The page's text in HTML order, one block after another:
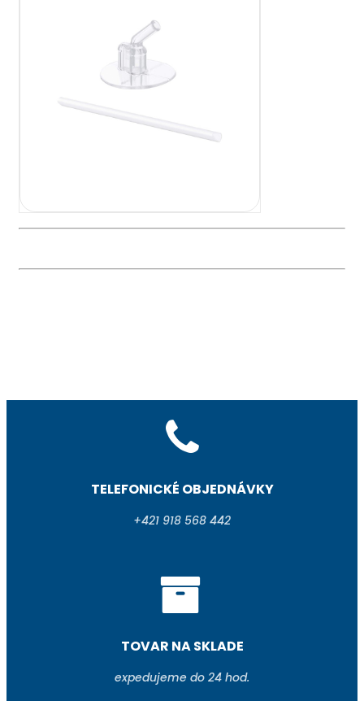
TELEFONICKÉ OBJEDNÁVKY
+421 918 568 442
TOVAR NA SKLADE
expedujeme do 24 hod.